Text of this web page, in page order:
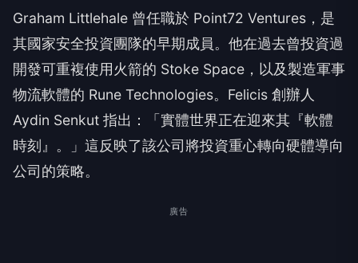
Graham Littlehale 曾任職於 Point72 Ventures，是
其國家安全投資團隊的早期成員。他在過去曾投資過
開發可重複使用火箭的 Stoke Space，以及製造軍事
物流軟體的 Rune Technologies。Felicis 創辦人
Aydin Senkut 指出：「實體世界正在迎來其『軟體
時刻』。」這反映了該公司將投資重心轉向硬體導向
公司的策略。
廣告